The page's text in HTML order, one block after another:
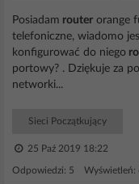
Posiadam router orange
telefoniczne, wiadomo
konfigurować do niego
portowy? . Dziękuje za
networki...
Sieci Początkujący
25 Paź 2019 18:22
Odpowiedzi: 5 Wyświetleń: